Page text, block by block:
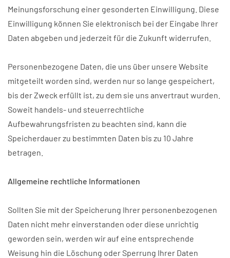
Meinungsforschung einer gesonderten Einwilligung. Diese
Einwilligung können Sie elektronisch bei der Eingabe Ihrer
Daten abgeben und jederzeit für die Zukunft widerrufen.
Personenbezogene Daten, die uns über unsere Website
mitgeteilt worden sind, werden nur so lange gespeichert,
bis der Zweck erfüllt ist, zu dem sie uns anvertraut wurden.
Soweit handels- und steuerrechtliche
Aufbewahrungsfristen zu beachten sind, kann die
Speicherdauer zu bestimmten Daten bis zu 10 Jahre
betragen.
Allgemeine rechtliche Informationen
Sollten Sie mit der Speicherung Ihrer personenbezogenen
Daten nicht mehr einverstanden oder diese unrichtig
geworden sein, werden wir auf eine entsprechende
Weisung hin die Löschung oder Sperrung Ihrer Daten